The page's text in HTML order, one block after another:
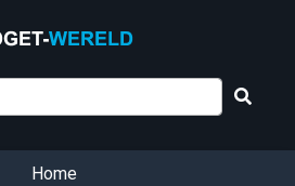
Home